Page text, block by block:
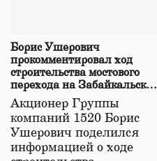
Борис Ушерович
прокомментировал ход
строительства мостового
перехода на Забайкальской
железной дороге
Акционер Группы
компаний 1520 Борис
Ушерович поделился
информацией о ходе